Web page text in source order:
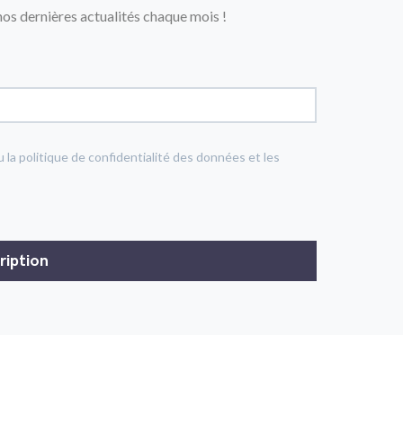
dernières actualités chaque mois !
la politique de confidentialité des données et les